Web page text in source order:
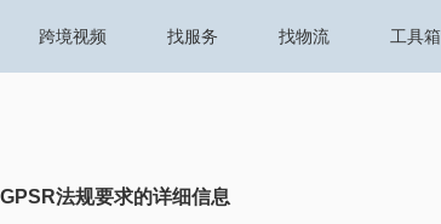
跨境视频 找服务 找物流 工具箱
法规要求的详细信息